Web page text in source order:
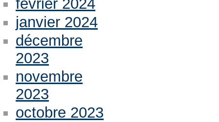
février 2024
janvier 2024
décembre
2023
novembre
2023
octobre 2023